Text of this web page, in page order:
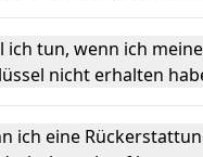
ich tun, wenn ich
nicht erhalten
ich eine